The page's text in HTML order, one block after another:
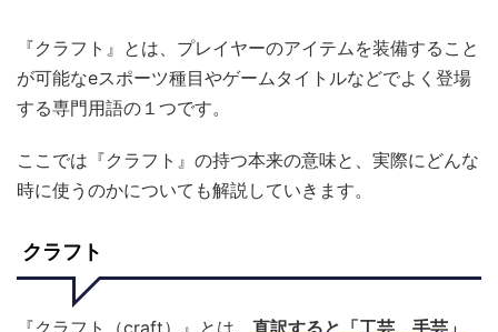
『クラフト』とは、プレイヤーのアイテムを装備すること
が可能なeスポーツ種目やゲームタイトルなどでよく登場
する専門用語の１つです。
ここでは『クラフト』の持つ本来の意味と、実際にどんな
時に使うのかについても解説していきます。
クラフト
『クラフト（craft）』とは、 直訳すると「工芸、手芸」